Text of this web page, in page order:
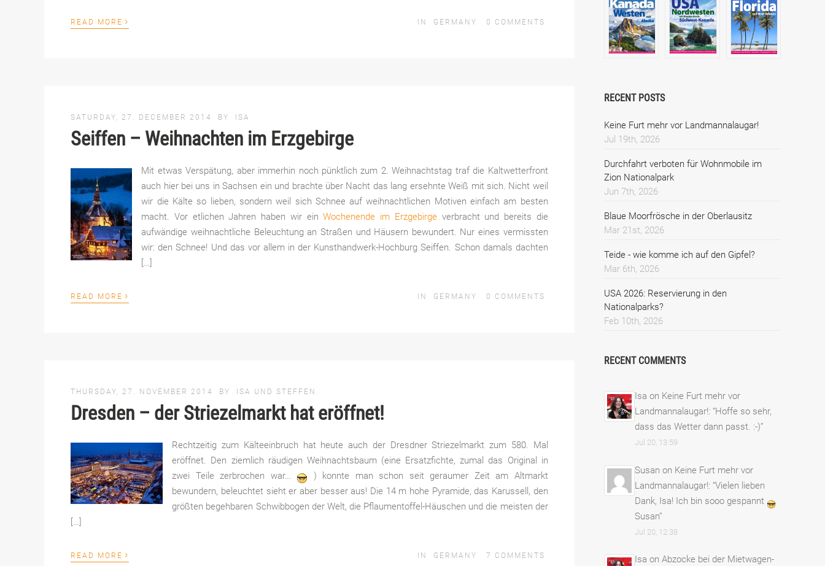
READ MORE › IN GERMANY 0 COMMENTS
SATURDAY, 27. DECEMBER 2014 BY ISA
Seiffen – Weihnachten im Erzgebirge
Mit etwas Verspätung, aber immerhin noch pünktlich zum 2. Weihnachtstag traf die Kaltwetterfront
auch hier bei uns in Sachsen ein und brachte über Nacht das lang ersehnte Weiß mit sich. Nicht weil
wir die Kälte so lieben, sondern weil sich Schnee auf weihnachtlichen Motiven einfach am besten
macht. Vor etlichen Jahren haben wir einWochenende im Erzgebirgeverbracht und bereits die
aufwändige weihnachtliche Beleuchtung an Straßen und Häusern bewundert. Nur eines vermissten
wir: den Schnee! Und das vor allem in der Kunsthandwerk-Hochburg Seiffen. Schon damals dachten
[…]
READ MORE › IN GERMANY 0 COMMENTS
THURSDAY, 27. NOVEMBER 2014 BY ISA UND STEFFEN
Dresden – der Striezelmarkt hat eröffnet!
Rechtzeitig zum Kälteeinbruch hat heute auch der Dresdner Striezelmarkt zum 580. Mal
eröffnet. Den ziemlich räudigen Weihnachtsbaum (eine Ersatzfichte, zumal das Original in
zwei Teile zerbrochen war…
) konnte man schon seit geraumer Zeit am Altmarkt
bewundern, beleuchtet sieht er aber besser aus! Die 14 m hohe Pyramide, das Karussell, den
größten begehbaren Schwibbogen der Welt, die Pflaumentoffel-Häuschen und die meisten der
[…]
READ MORE › IN GERMANY 7 COMMENTS
RECENT POSTS
Keine Furt mehr vor Landmannalaugar!
Jul 19th, 2026
Durchfahrt verboten für Wohnmobile im
Zion Nationalpark
Jun 7th, 2026
Blaue Moorfrösche in der Oberlausitz
Mar 21st, 2026
Teide - wie komme ich auf den Gipfel?
Mar 6th, 2026
USA 2026: Reservierung in den
Nationalparks?
Feb 10th, 2026
RECENT COMMENTS
Isa on Keine Furt mehr vor
Landmannalaugar!: “Hoffe so sehr,
dass das Wetter dann passt. :-)”
Jul 20, 13:59
Susan on Keine Furt mehr vor
Landmannalaugar!: “Vielen lieben
Dank, Isa! Ich bin sooo gespannt
Susan”
Jul 20, 12:38
Isa on Abzocke bei der Mietwagen-